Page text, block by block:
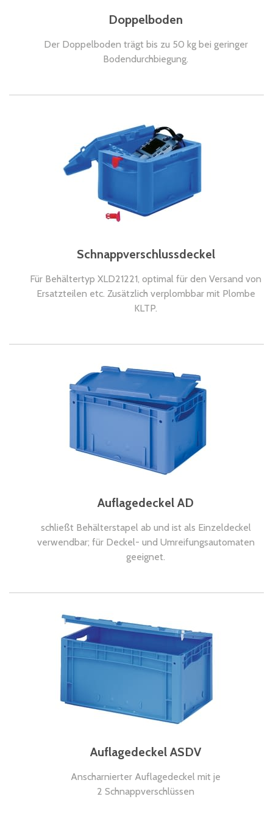
Doppelboden
Der Doppelboden trägt bis zu 50 kg bei geringer
Bodendurchbiegung.
Schnappverschlussdeckel
Für Behältertyp XLD21221, optimal für den Versand von
Ersatzteilen etc. Zusätzlich verplombbar mit Plombe
KLTP.
Auflagedeckel AD
schließt Behälterstapel ab und ist als Einzeldeckel
verwendbar; für Deckel- und Umreifungsautomaten
geeignet.
Auflagedeckel ASDV
Anscharnierter Auflagedeckel mit je
2 Schnappverschlüssen